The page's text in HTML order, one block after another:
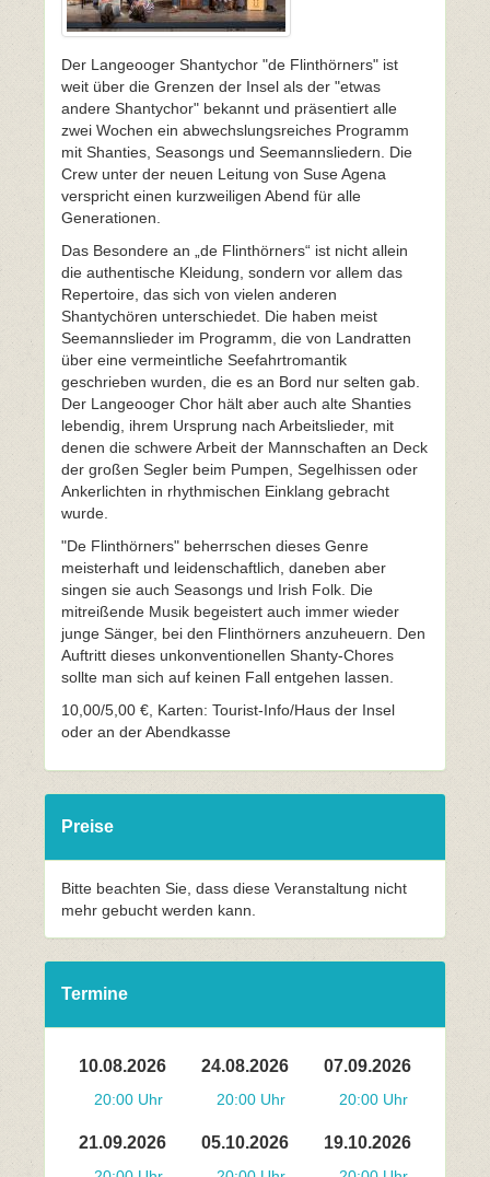
Der Langeooger Shantychor "de Flinthörners" ist
weit über die Grenzen der Insel als der "etwas
andere Shantychor" bekannt und präsentiert alle
zwei Wochen ein abwechslungsreiches Programm
mit Shanties, Seasongs und Seemannsliedern. Die
Crew unter der neuen Leitung von Suse Agena
verspricht einen kurzweiligen Abend für alle
Generationen.
Das Besondere an „de Flinthörners“ ist nicht allein
die authentische Kleidung, sondern vor allem das
Repertoire, das sich von vielen anderen
Shantychören unterschiedet. Die haben meist
Seemannslieder im Programm, die von Landratten
über eine vermeintliche Seefahrtromantik
geschrieben wurden, die es an Bord nur selten gab.
Der Langeooger Chor hält aber auch alte Shanties
lebendig, ihrem Ursprung nach Arbeitslieder, mit
denen die schwere Arbeit der Mannschaften an Deck
der großen Segler beim Pumpen, Segelhissen oder
Ankerlichten in rhythmischen Einklang gebracht
wurde.
"De Flinthörners" beherrschen dieses Genre
meisterhaft und leidenschaftlich, daneben aber
singen sie auch Seasongs und Irish Folk. Die
mitreißende Musik begeistert auch immer wieder
junge Sänger, bei den Flinthörners anzuheuern. Den
Auftritt dieses unkonventionellen Shanty-Chores
sollte man sich auf keinen Fall entgehen lassen.
10,00/5,00 €, Karten: Tourist-Info/Haus der Insel
oder an der Abendkasse
Preise
Bitte beachten Sie, dass diese Veranstaltung nicht
mehr gebucht werden kann.
Termine
10.08.2026
20:00 Uhr
24.08.2026
20:00 Uhr
07.09.2026
20:00 Uhr
21.09.2026 05.10.2026 19.10.2026